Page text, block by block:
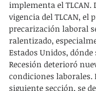
implementa el TLCAN.
vigencia del TLCAN, el
precarización laboral
ralentizado,
Estados Unidos, dónde
Recesión deterioró
condiciones laborales.
siguiente sección, se